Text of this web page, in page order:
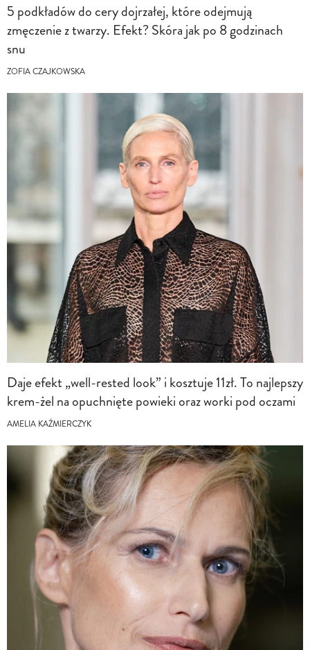
5 podkładów do cery dojrzałej, które odejmują
zmęczenie z twarzy. Efekt? Skóra jak po 8 godzinach
snu
ZOFIA CZAJKOWSKA
Daje efekt „well-rested look” i kosztuje 11zł. To najlepszy
krem-żel na opuchnięte powieki oraz worki pod oczami
AMELIA KAŹMIERCZYK